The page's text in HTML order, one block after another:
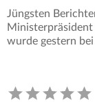
Jüngsten
Ministerpräsident
wurde gestern